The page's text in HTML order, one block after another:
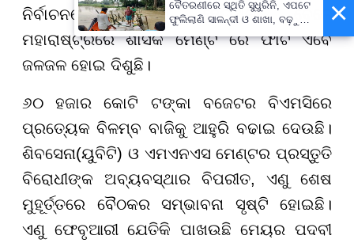
ନିର୍ବାଚନରେ ବିଳମ୍ବ ହେଉଥିବା ବେଳେ
ମହାରାଷ୍ଟ୍ରରେ ଶାସକ ମେଣ୍ଟ ରେ ଫାଟ ଏବେ
ଜଳଜଳ ହୋଇ ଦିଶୁଛି।
୬୦ ହଜାର କୋଟି ଟଙ୍କା ବଜେଟର ବିଏମସିରେ
ପ୍ରତ୍ୟେକ ବିଳମ୍ବ ବାଜିକୁ ଆହୁରି ବଢାଇ ଦେଉଛି।
ଶିବସେନା(ୟୁବିଟି) ଓ ଏମଏନଏସ ମେଣ୍ଟର ପ୍ରସ୍ତୁତି
ବିରୋଧୀଙ୍କ ଅବ୍ୟବସ୍ଥାର ବିପରୀତ, ଏଣୁ ଶେଷ
ମୁହୂର୍ତ୍ତରେ ବୈଠକର ସମ୍ଭାବନା ସୃଷ୍ଟି ହୋଇଛି।
ଏଣୁ ଫେବୃଆରୀ ଯେତିକି ପାଖଉଛି ମେୟର ପଦବୀ
×
ବୈତରଣୀରେ ସ୍ଥିତି ସୁଧୁରିନି, ଏପଟେ
ଫୁଲିଲାଣି ସାଳନ୍ଦୀ ଓ ଶାଖା, ବଢ଼ୁଛି
ବନ୍ୟା ଭୟ